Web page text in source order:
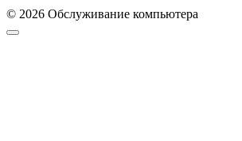
© 2026 Обслуживание компьютера